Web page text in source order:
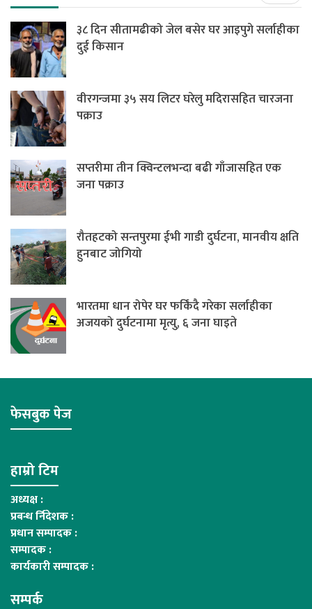
३८ दिन सीतामढीको जेल बसेर घर आइपुगे सर्लाहीका
दुई किसान
वीरगन्जमा ३५ सय लिटर घरेलु मदिरासहित चारजना
पक्राउ
सप्तरीमा तीन क्विन्टलभन्दा बढी गाँजासहित एक
जना पक्राउ
रौतहटको सन्तपुरमा ईभी गाडी दुर्घटना, मानवीय क्षति
हुनबाट जोगियो
भारतमा धान रोपेर घर फर्किंदै गरेका सर्लाहीका
अजयको दुर्घटनामा मृत्यु, ६ जना घाइते
फेसबुक पेज
हाम्रो टिम
अध्यक्ष :
प्रबन्ध र्निदेशक :
प्रधान सम्पादक :
सम्पादक :
कार्यकारी सम्पादक :
सम्पर्क